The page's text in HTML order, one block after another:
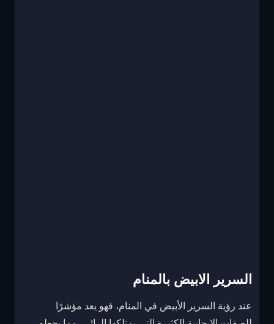
السرير الابيض بالمنام
عند رؤية السرير الأبيض في المنام، فهو يعد مؤشرًا